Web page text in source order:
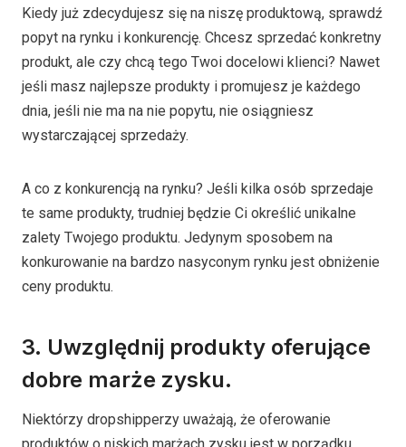
Kiedy już zdecydujesz się na niszę produktową, sprawdź
popyt na rynku i konkurencję. Chcesz sprzedać konkretny
produkt, ale czy chcą tego Twoi docelowi klienci? Nawet
jeśli masz najlepsze produkty i promujesz je każdego
dnia, jeśli nie ma na nie popytu, nie osiągniesz
wystarczającej sprzedaży.
A co z konkurencją na rynku? Jeśli kilka osób sprzedaje
te same produkty, trudniej będzie Ci określić unikalne
zalety Twojego produktu. Jedynym sposobem na
konkurowanie na bardzo nasyconym rynku jest obniżenie
ceny produktu.
3. Uwzględnij produkty oferujące
dobre marże zysku.
Niektórzy dropshipperzy uważają, że oferowanie
produktów o niskich marżach zysku jest w porządku,